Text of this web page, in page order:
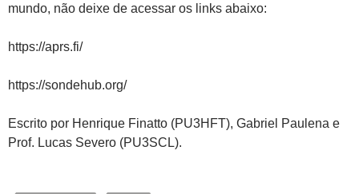
mundo, não deixe de acessar os links abaixo:
https://aprs.fi/
https://sondehub.org/
Escrito por Henrique Finatto (PU3HFT), Gabriel Paulena e
Prof. Lucas Severo (PU3SCL).